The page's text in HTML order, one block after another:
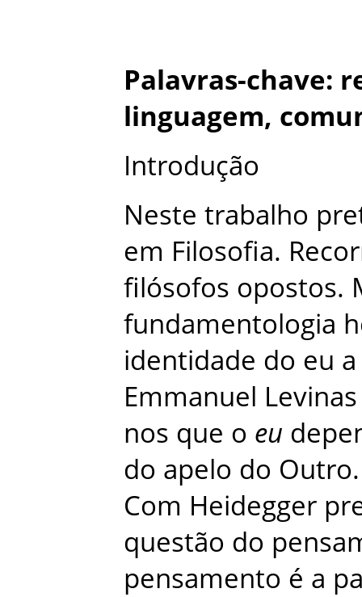
Palavras-chave:
linguagem,
Introdução
Neste trabalho
em Filosofia.
filósofos opostos.
fundamentologia
identidade do eu a
Emmanuel Levinas
nos que o eu
do apelo do Outro.
Com Heidegger
questão do
pensamento é a